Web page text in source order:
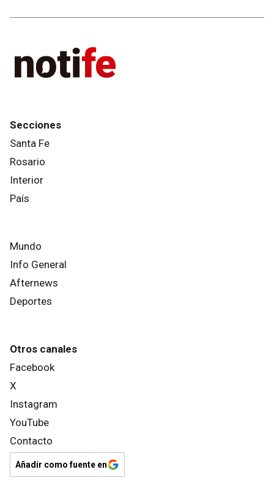
Secciones
Santa Fe
Rosario
Interior
País
Mundo
Info General
Afternews
Deportes
Otros canales
Facebook
X
Instagram
YouTube
Contacto
Añadir como fuente en